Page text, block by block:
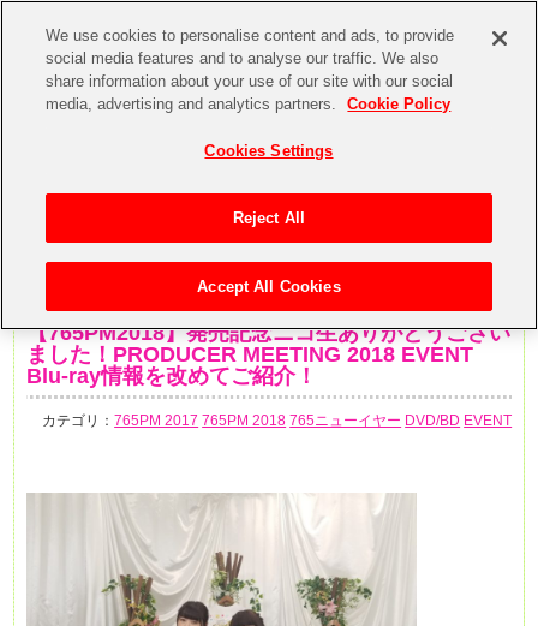
【765PM2018】発売記念ニコ生ありがとうござい
ました！PRODUCER MEETING 2018 EVENT
Blu-ray情報を改めてご紹介！
カテゴリ：765PM 2017 765PM 2018 765ニューイヤー DVD/BD EVENT
We use cookies to personalise content and ads, to provide
social media features and to analyse our traffic. We also
share information about your use of our site with our social
media, advertising and analytics partners.
Cookie Policy
Cookies Settings
Reject All
Accept All Cookies